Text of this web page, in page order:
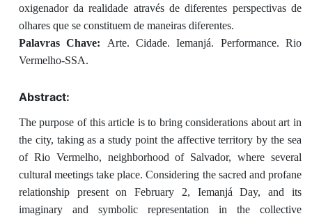
oxigenador da realidade através de diferentes perspectivas de
olhares que se constituem de maneiras diferentes.
Palavras Chave: Arte. Cidade. Iemanjá. Performance. Rio
Vermelho-SSA.
Abstract:
The purpose of this article is to bring considerations about art in
the city, taking as a study point the affective territory by the sea
of ​​Rio Vermelho, neighborhood of Salvador, where several
cultural meetings take place. Considering the sacred and profane
relationship present on February 2, Iemanjá Day, and its
imaginary and symbolic representation in the collective